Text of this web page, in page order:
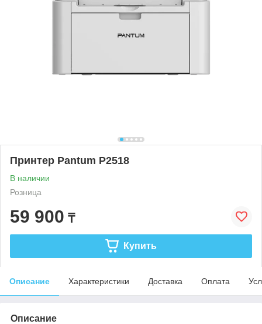
Принтер Pantum P2518
В наличии
Розница
59 900 ₸
Купить
Описание Характеристики Доставка Оплата
Описание